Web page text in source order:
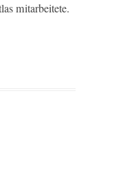
mitarbeitete.